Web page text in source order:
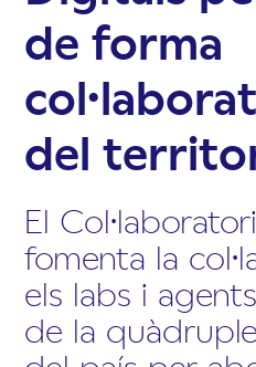
de forma
del
El
fomenta la
els labs i
de la